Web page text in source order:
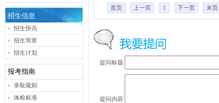
招生信息
招生快讯
招生简章
招生计划
报考指南
录取规则
体检标准
首页 上一页 1 下一页 末页
提问标题
提问内容